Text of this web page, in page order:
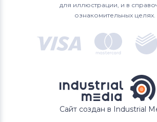
Alienware
3043
для иллюстрации, и в
ознакомительных целях.
Сайт создан в Industrial